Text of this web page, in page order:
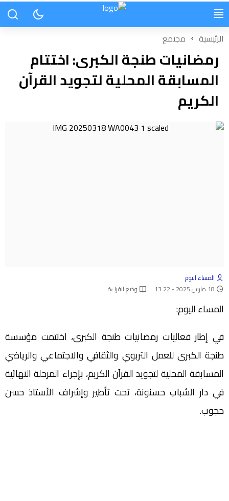
الرئيسية مجتمع
رمضانيات طنجة الكبرى: اختتام
المسابقة المحلية لتجويد القرآن
الكريم
المساء اليوم
18 مارس 2025 - 13:22
وضع القراءة
المساء اليوم:
في إطار فعاليات رمضانيات طنجة الكبرى، اختتمت مؤسسة
طنجة الكبرى للعمل التربوي والثقافي والاجتماعي والرياضي
المسابقة المحلية لتجويد القرآن الكريم، بإجراء المرحلة النهائية
في دار الشباب حسنونة، تحت تأطير وإشراف الأستاذ حسن
حجوب.